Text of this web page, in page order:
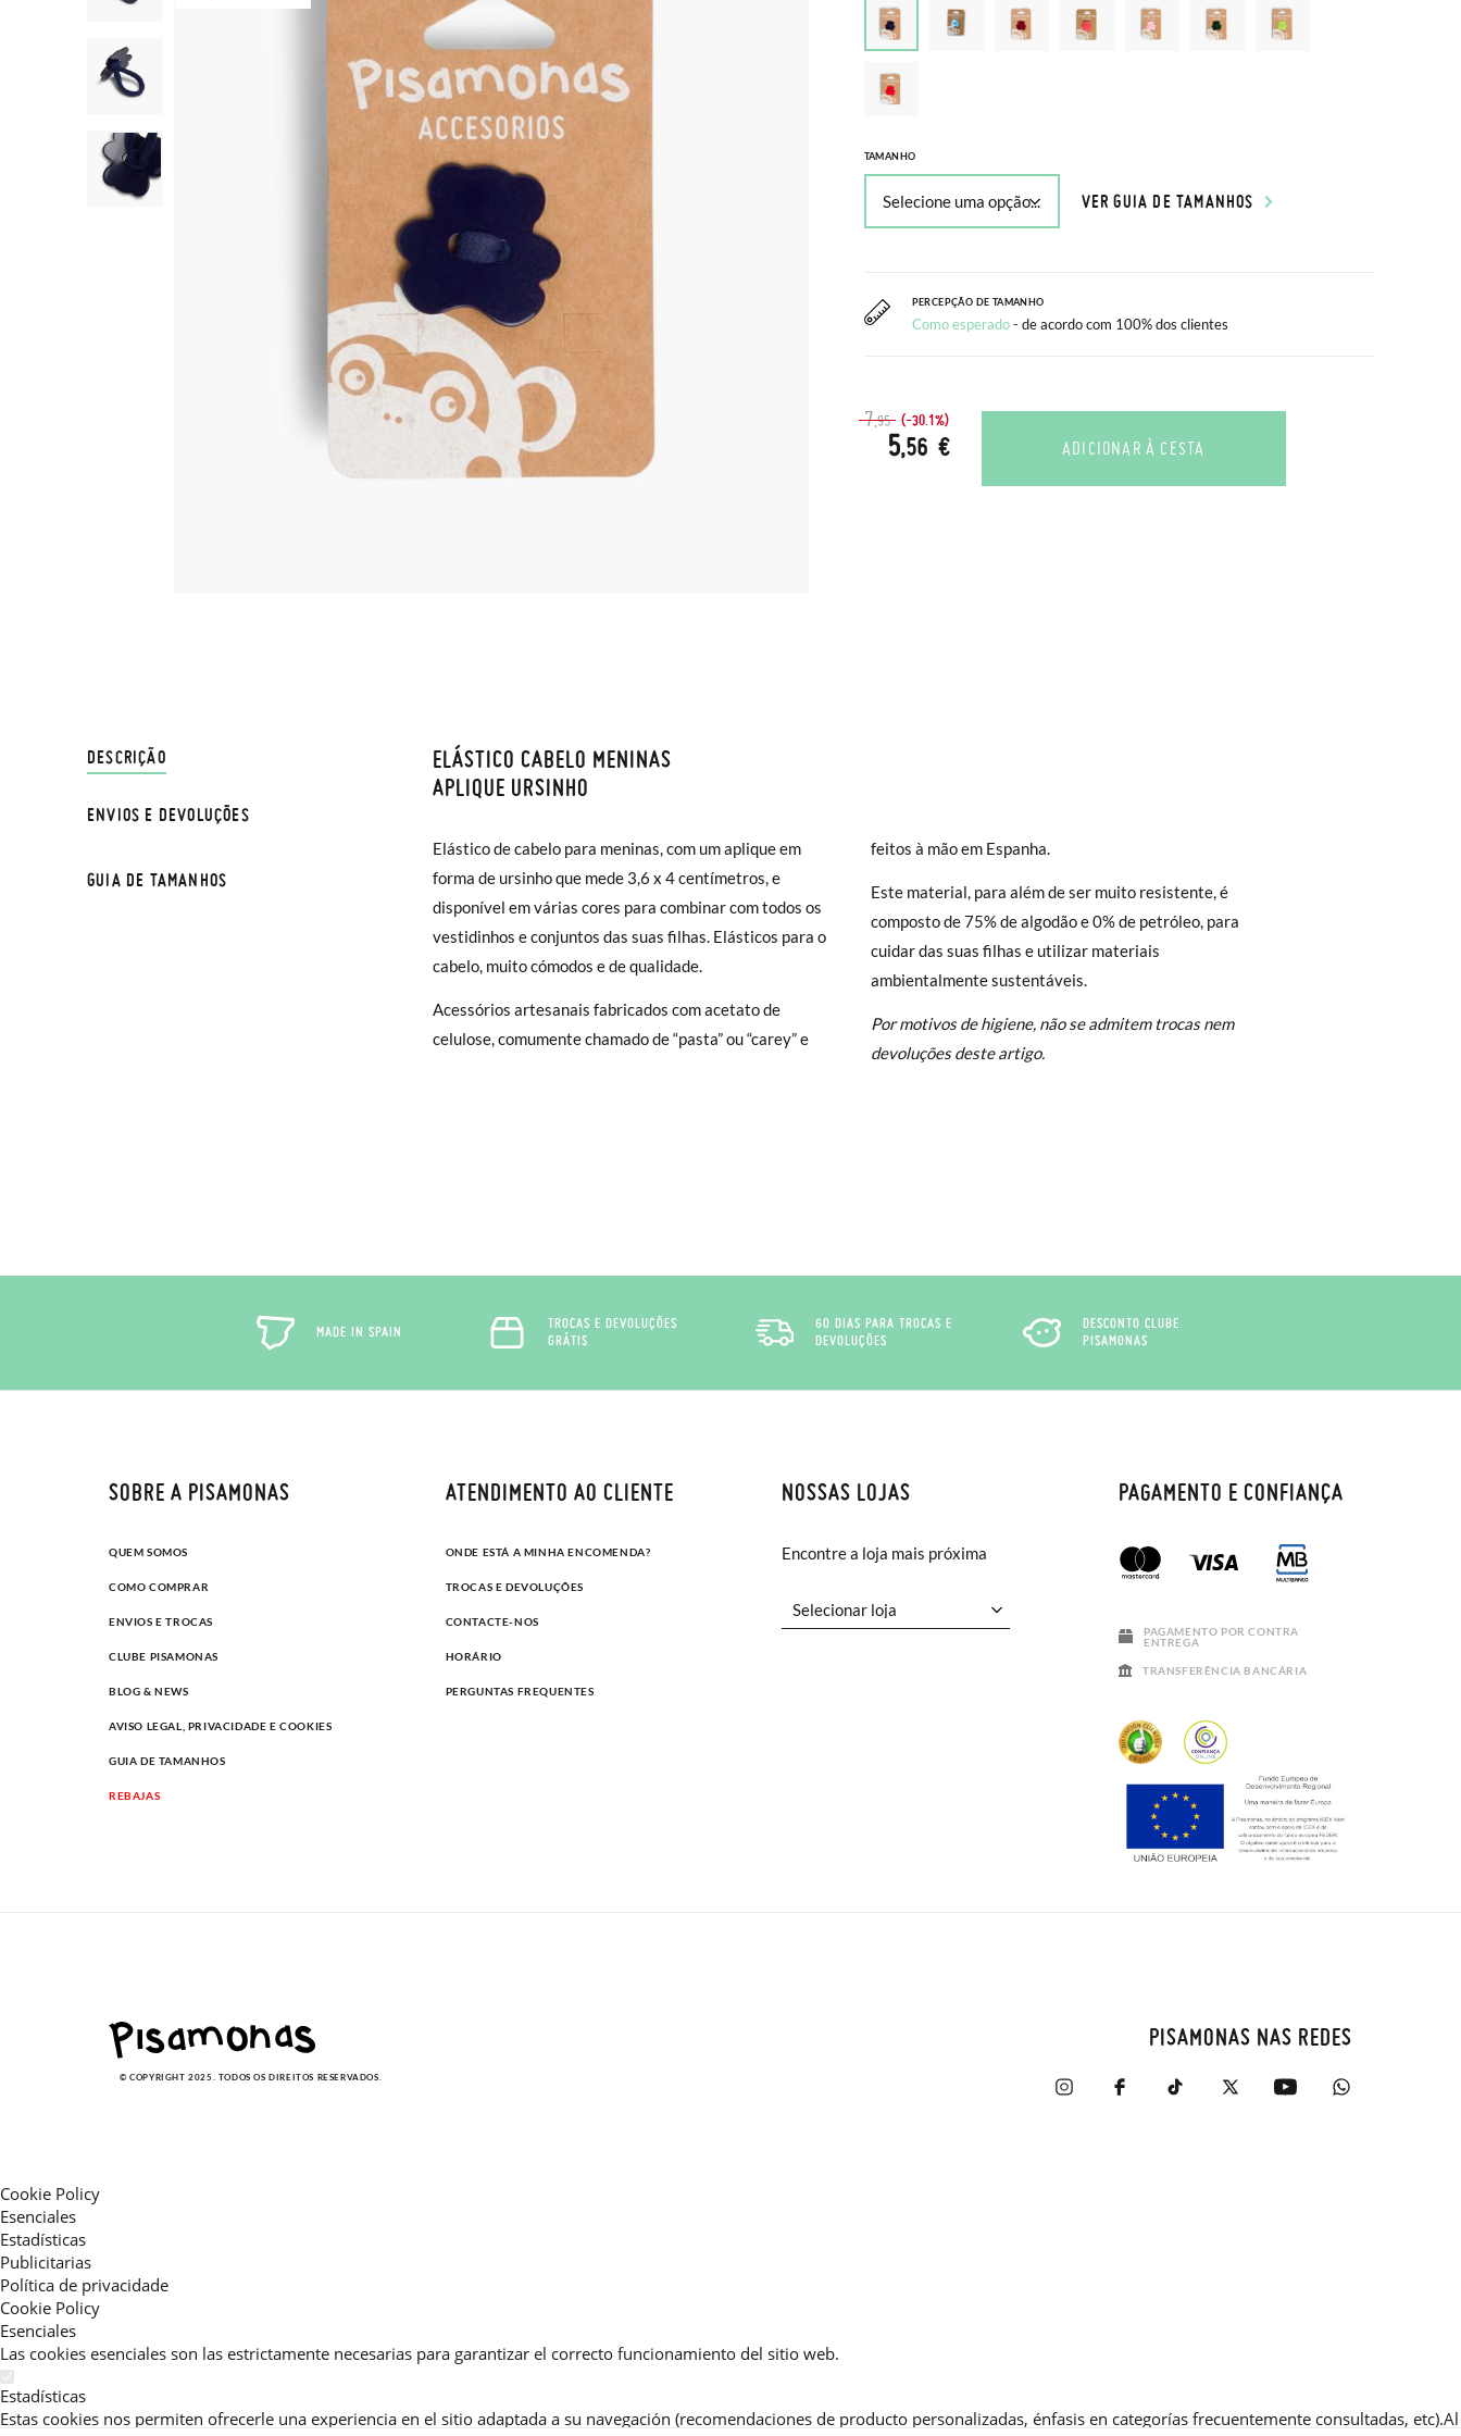
TAMANHO
VER GUIA DE TAMANHOS
PERCEPÇÃO DE TAMANHO
Como esperado - de acordo com 100% dos clientes
7,95 (-30.1%)
5,56 € ADICIONAR À CESTA
DESCRIÇÃO
ELÁSTICO CABELO MENINAS
APLIQUE URSINHO
Elástico de cabelo para meninas, com um aplique em
forma de ursinho que mede 3,6 x 4 centímetros, e
disponível em várias cores para combinar com todos os
vestidinhos e conjuntos das suas filhas. Elásticos para o
cabelo, muito cómodos e de qualidade.
Acessórios artesanais fabricados com acetato de
celulose, comumente chamado de “pasta” ou “carey” e
feitos à mão em Espanha.
Este material, para além de ser muito resistente, é
composto de 75% de algodão e 0% de petróleo, para
cuidar das suas filhas e utilizar materiais
ambientalmente sustentáveis.
Por motivos de higiene, não se admitem trocas nem
devoluções deste artigo.
ENVIOS E DEVOLUÇÕES
ENVIOS E DEVOLUÇÕES
normal ( 2 a 4 dias úteis para entrega). As trocas e devoluções são GRÁTIS. Aproximamos a nossa loja física à porta da
sua casa!
Se desejar acelerar um pouco mais a entrega, pode optar pela modalidade de Envio Urgente (1 a 2 dias úteis para
entrega), que terá um custo de 3,95€. Caso o valor da encomenda seja inferior a 30 €, o envio terá um custo de 2,95 €
na modalidade de Envio Normal.
do nosso site para nos enviar o pedido de troca. A nossa equipa de Atendimento ao Cliente
encarregar-se-á de tudo: enviar-lhe-emos outro tamanho e recolheremos o primeiro, sem gastos e em poucos dias!
GUIA DE TAMANHOS
MADE IN SPAIN
TROCAS E DEVOLUÇÕES
GRÁTIS
60 DIAS PARA TROCAS E
DEVOLUÇÕES
DESCONTO CLUBE
PISAMONAS
SOBRE A PISAMONAS
QUEM SOMOS
COMO COMPRAR
ENVIOS E TROCAS
CLUBE PISAMONAS
BLOG & NEWS
AVISO LEGAL, PRIVACIDADE E COOKIES
GUIA DE TAMANHOS
REBAJAS
ATENDIMENTO AO CLIENTE
ONDE ESTÁ A MINHA ENCOMENDA?
TROCAS E DEVOLUÇÕES
CONTACTE-NOS
HORÁRIO
PERGUNTAS FREQUENTES
NOSSAS LOJAS
Encontre a loja mais próxima
PAGAMENTO E CONFIANÇA
PAGAMENTO POR CONTRA
ENTREGA
TRANSFERÊNCIA BANCÁRIA
© COPYRIGHT 2025. TODOS OS DIREITOS RESERVADOS.
PISAMONAS NAS REDES
Cookie Policy
Esenciales
Estadísticas
Publicitarias
Política de privacidade
Cookie Policy
Esenciales
Las cookies esenciales son las estrictamente necesarias para garantizar el correcto funcionamiento del sitio web.
Estadísticas
Estas cookies nos permiten ofrecerle una experiencia en el sitio adaptada a su navegación (recomendaciones de producto personalizadas, énfasis en categorías frecuentemente consultadas, etc).Al